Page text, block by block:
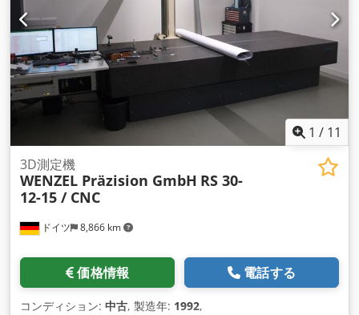
1 / 11
ドイツ 8,866 km
3D測定機
WENZEL Präzision GmbH RS 30-
12-15 / CNC
価格情報 電話する
コンディション: 中古, 製造年: 1992,